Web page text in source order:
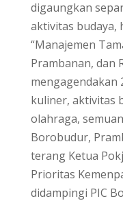
digaungkan
aktivitas budaya,
“Manajemen
Prambanan, dan
mengagendakan
kuliner, aktivitas
olahraga,
Borobudur,
terang Ketua
Prioritas
didampingi PIC